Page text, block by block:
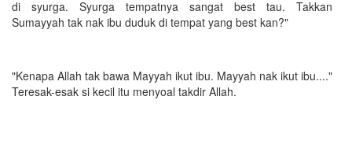
di syurga. Syurga tempatnya sangat best tau. Takkan
Sumayyah tak nak ibu duduk di tempat yang best kan?"
"Kenapa Allah tak bawa Mayyah ikut ibu. Mayyah nak ikut ibu...."
Teresak-esak si kecil itu menyoal takdir Allah.